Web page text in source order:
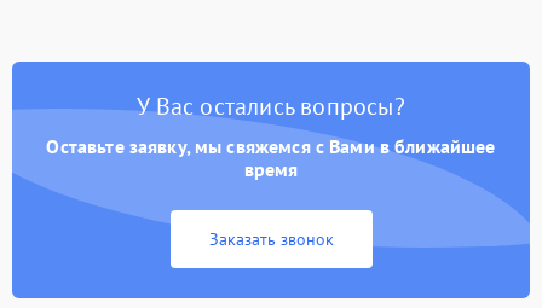
У Вас остались вопросы?
Оставьте заявку, мы свяжемся с Вами в ближайшее
время
Заказать звонок